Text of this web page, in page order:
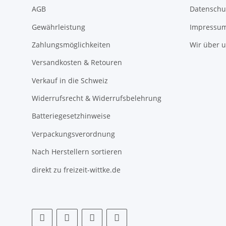
AGB
Gewährleistung
Zahlungsmöglichkeiten
Versandkosten & Retouren
Verkauf in die Schweiz
Widerrufsrecht & Widerrufsbelehrung
Batteriegesetzhinweise
Verpackungsverordnung
Nach Herstellern sortieren
direkt zu freizeit-wittke.de
Wir über